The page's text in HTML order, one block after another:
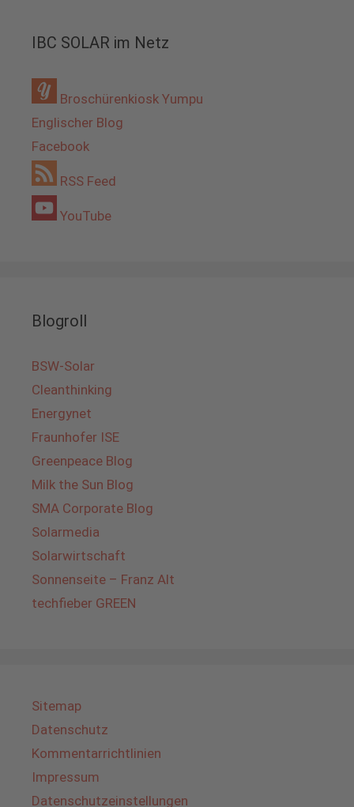
IBC SOLAR im Netz
Broschürenkiosk Yumpu
Englischer Blog
Facebook
RSS Feed
YouTube
Blogroll
BSW-Solar
Cleanthinking
Energynet
Fraunhofer ISE
Greenpeace Blog
Milk the Sun Blog
SMA Corporate Blog
Solarmedia
Solarwirtschaft
Sonnenseite – Franz Alt
techfieber GREEN
Sitemap
Datenschutz
Kommentarrichtlinien
Impressum
Datenschutzeinstellungen